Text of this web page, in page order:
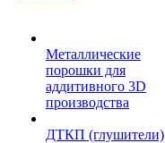
Металлические
порошки для
аддитивного 3D
производства
ДТКП (глушители)